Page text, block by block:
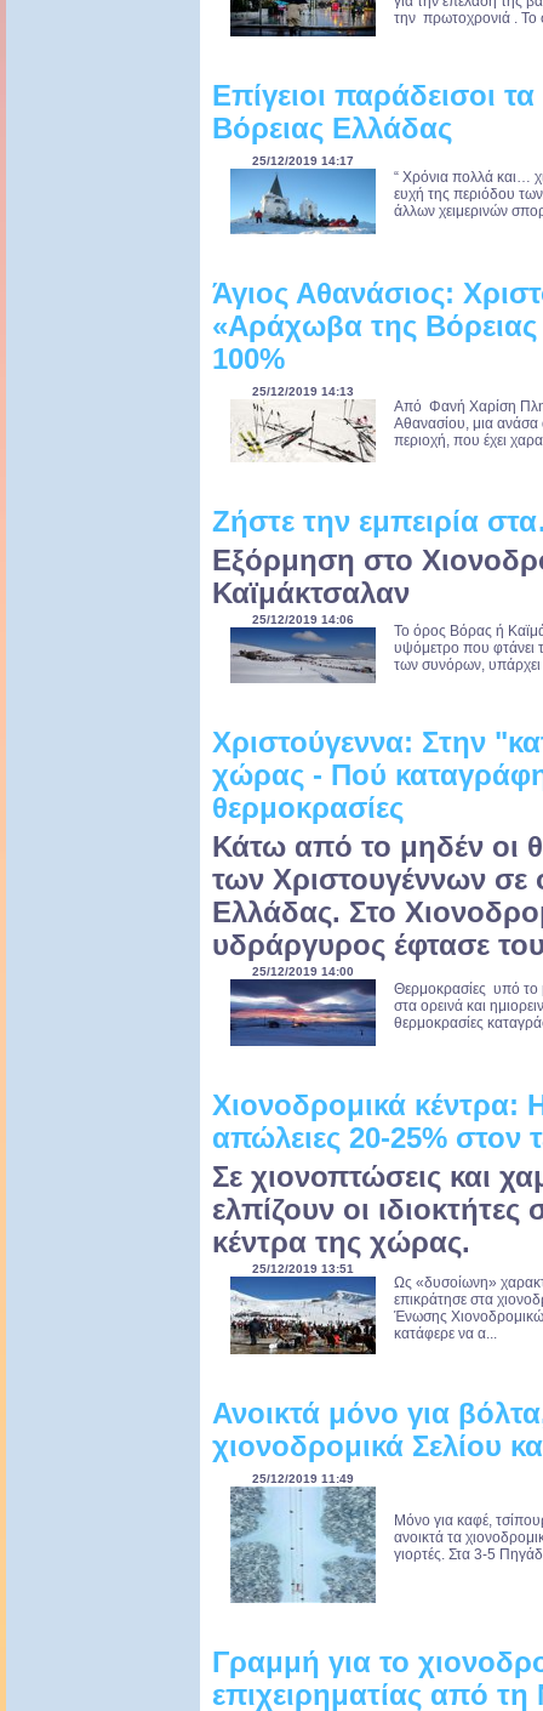
την πρωτοχρονιά . Το
Επίγειοι παράδεισοι
Βόρειας Ελλάδας
25/12/2019 14:17
“ Χρόνια πολλά και…
ευχή της περιόδου των
άλλων χειμερινών
Άγιος Αθανάσιος:
«Αράχωβα της
100%
25/12/2019 14:13
Από Φανή Χαρίση
Αθανασίου, μια ανάσα
περιοχή, που έχει
Ζήστε την εμπειρία
Εξόρμηση στο
Καϊμάκτσαλαν
25/12/2019 14:06
Το όρος Βόρας ή
υψόμετρο που φτάνει
των συνόρων, υπάρχει
Χριστούγεννα: Στην
χώρας - Πού
θερμοκρασίες
Κάτω από το μηδέν οι
των Χριστουγέννων σε
Ελλάδας. Στο
υδράργυρος έφτασε
25/12/2019 14:00
Θερμοκρασίες υπό
στα ορεινά και
θερμοκρασίες
Χιονοδρομικά κέντρα:
απώλειες 20-25% στον
Σε χιονοπτώσεις και
ελπίζουν οι
κέντρα της χώρας.
25/12/2019 13:51
Ως «δυσοίωνη»
επικράτησε στα
Ένωσης
κατάφερε να α...
Ανοικτά μόνο για
χιονοδρομικά Σελίου
25/12/2019 11:49
Μόνο για καφέ,
ανοικτά τα
γιορτές. Στα 3-5
Γραμμή για το
επιχειρηματίας από